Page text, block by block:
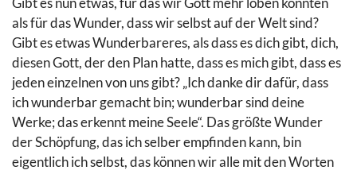
als für das Wunder, dass wir selbst auf der Welt sind?
Gibt es etwas Wunderbareres, als dass es dich gibt, dich,
diesen Gott, der den Plan hatte, dass es mich gibt, dass es
jeden einzelnen von uns gibt? „Ich danke dir dafür, dass
ich wunderbar gemacht bin; wunderbar sind deine
Werke; das erkennt meine Seele“. Das größte Wunder
der Schöpfung, das ich selber empfinden kann, bin
eigentlich ich selbst, das können wir alle mit den Worten